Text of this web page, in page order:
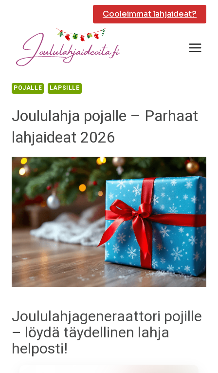
Cooleimmat lahjaideat?
POJALLE LAPSILLE
Joululahja pojalle – Parhaat
lahjaideat 2026
Joululahjageneraattori pojille
– löydä täydellinen lahja
helposti!